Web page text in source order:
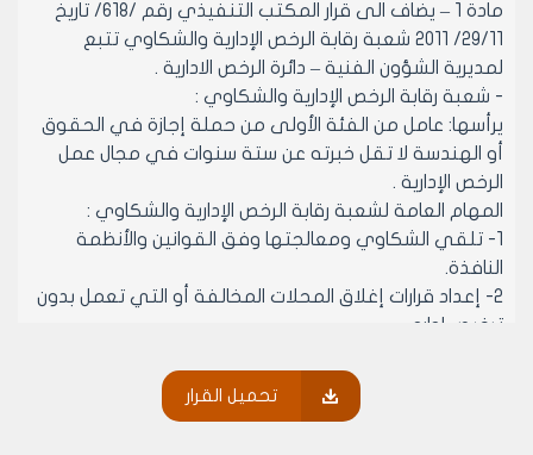
مادة 1 – يضاف الى قرار المكتب التنفيذي رقم /618/ تاريخ
29/11/ 2011 شعبة رقابة الرخص الإدارية والشكاوي تتبع
لمديرية الشؤون الفنية – دائرة الرخص الادارية .
- شعبة رقابة الرخص الإدارية والشكاوي :
يرأسها: عامل من الفئة الأولى من حملة إجازة في الحقوق
أو الهندسة لا تقل خبرته عن ستة سنوات في مجال عمل
الرخص الإدارية .
المهام العامة لشعبة رقابة الرخص الإدارية والشكاوي :
1- تلقي الشكاوي ومعالجتها وفق القوانين والأنظمة
النافذة.
2- إعداد قرارات إغلاق المحلات المخالفة أو التي تعمل بدون
ترخيص إداري .
المادية وفق القرارات النافذة .
4- تنظيم كافة الإجراءات القانونية اللازمة بحق المحلات
تحميل القرار